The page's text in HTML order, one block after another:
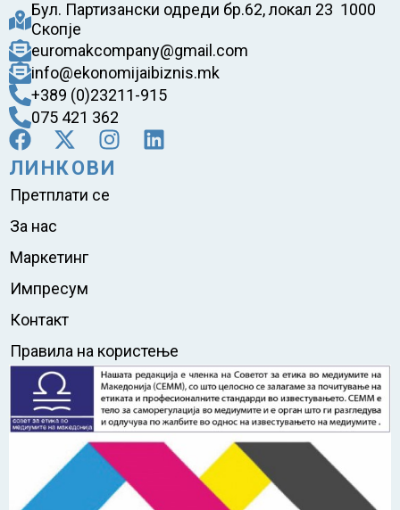
Бул. Партизански одреди бр.62, локал 23 1000
Скопје
euromakcompany@gmail.com
info@ekonomijaibiznis.mk
+389 (0)23211-915
075 421 362
ЛИНКОВИ
Претплати се
За нас
Маркетинг
Импресум
Контакт
Правила на користење